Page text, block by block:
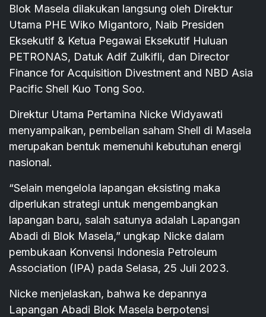
Blok Masela dilakukan langsung oleh Direktur
Utama PHE Wiko Migantoro, Naib Presiden
Eksekutif & Ketua Pegawai Eksekutif Huluan
PETRONAS, Datuk Adif Zulkifli, dan Director
Finance for Acquisition Divestment and NBD Asia
Pacific Shell Kuo Tong Soo.
Direktur Utama Pertamina Nicke Widyawati
menyampaikan, pembelian saham Shell di Masela
merupakan bentuk memenuhi kebutuhan energi
nasional.
“Selain mengelola lapangan eksisting maka
diperlukan strategi untuk mengembangkan
lapangan baru, salah satunya adalah Lapangan
Abadi di Blok Masela,” ungkap Nicke dalam
pembukaan Konvensi Indonesia Petroleum
Association (IPA) pada Selasa, 25 Juli 2023.
Nicke menjelaskan, bahwa ke depannya
Lapangan Abadi Blok Masela berpotensi